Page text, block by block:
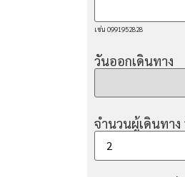
เช่น 0991952828
วันออกเดินทาง
จำนวนผู้เดินทาง